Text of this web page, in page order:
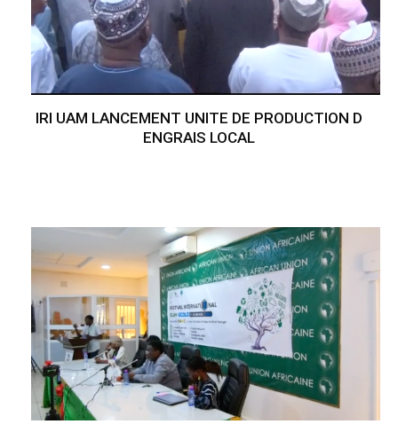
IRI UAM LANCEMENT UNITE DE PRODUCTION D
ENGRAIS LOCAL